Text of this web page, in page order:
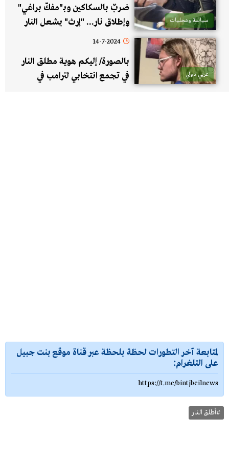
سياسة ومحليات
ضربٌ بالسكاكين وبـ"مفكّ براغي"
وإطلاق نار... "إرث" يشعل النار
بين "مغوار" وعمّه!
عربي دولي
14-7-2024
بالصورة/ إليكم هوية مطلق النار
في تجمع انتخابي لترامب في
لمتابعة آخر التطورات لحظة بلحظة عبر قناة موقع بنت جبيل
على التلغرام:
https://t.me/bintjbeilnews
#أطلق النار